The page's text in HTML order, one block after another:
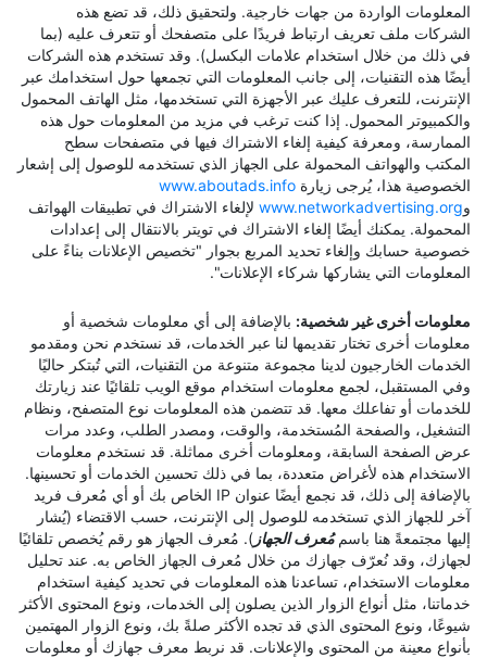
المعلومات الواردة من جهات خارجية. ولتحقيق ذلك، قد تضع هذه
الشركات ملف تعريف ارتباط فريدًا على متصفحك أو تتعرف عليه (بما
في ذلك من خلال استخدام علامات البكسل). وقد تستخدم هذه الشركات
أيضًا هذه التقنيات، إلى جانب المعلومات التي تجمعها حول استخدامك عبر
الإنترنت، للتعرف عليك عبر الأجهزة التي تستخدمها، مثل الهاتف المحمول
والكمبيوتر المحمول. إذا كنت ترغب في مزيد من المعلومات حول هذه
الممارسة، ومعرفة كيفية إلغاء الاشتراك فيها في متصفحات سطح
المكتب والهواتف المحمولة على الجهاز الذي تستخدمه للوصول إلى إشعار
الخصوصية هذا، يُرجى زيارة www.aboutads.info
وwww.networkadvertising.org لإلغاء الاشتراك في تطبيقات الهواتف
المحمولة. يمكنك أيضًا إلغاء الاشتراك في تويتر بالانتقال إلى إعدادات
خصوصية حسابك وإلغاء تحديد المربع بجوار "تخصيص الإعلانات بناءً على
المعلومات التي يشاركها شركاء الإعلانات".
معلومات أخرى غير شخصية: بالإضافة إلى أي معلومات شخصية أو
معلومات أخرى تختار تقديمها لنا عبر الخدمات، قد نستخدم نحن ومقدمو
الخدمات الخارجيون لدينا مجموعة متنوعة من التقنيات، التي تُبتكر حاليًا
وفي المستقبل، لجمع معلومات استخدام موقع الويب تلقائيًا عند زيارتك
للخدمات أو تفاعلك معها. قد تتضمن هذه المعلومات نوع المتصفح، ونظام
التشغيل، والصفحة المُستخدمة، والوقت، ومصدر الطلب، وعدد مرات
عرض الصفحة السابقة، ومعلومات أخرى مماثلة. قد نستخدم معلومات
الاستخدام هذه لأغراض متعددة، بما في ذلك تحسين الخدمات أو تحسينها.
بالإضافة إلى ذلك، قد نجمع أيضًا عنوان IP الخاص بك أو أي مُعرف فريد
آخر للجهاز الذي تستخدمه للوصول إلى الإنترنت، حسب الاقتضاء (يُشار
إليها مجتمعةً هنا باسممُعرف الجهاز ). مُعرف الجهاز هو رقم يُخصص تلقائيًا
لجهازك، وقد نُعرّف جهازك من خلال مُعرف الجهاز الخاص به. عند تحليل
معلومات الاستخدام، تساعدنا هذه المعلومات في تحديد كيفية استخدام
خدماتنا، مثل أنواع الزوار الذين يصلون إلى الخدمات، ونوع المحتوى الأكثر
شيوعًا، ونوع المحتوى الذي قد تجده الأكثر صلةً بك، ونوع الزوار المهتمين
بأنواع معينة من المحتوى والإعلانات. قد نربط معرف جهازك أو معلومات